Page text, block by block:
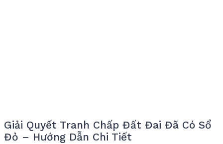
Giải Quyết Tranh Chấp Đất Đai Đã Có Sổ
Đỏ – Hướng Dẫn Chi Tiết